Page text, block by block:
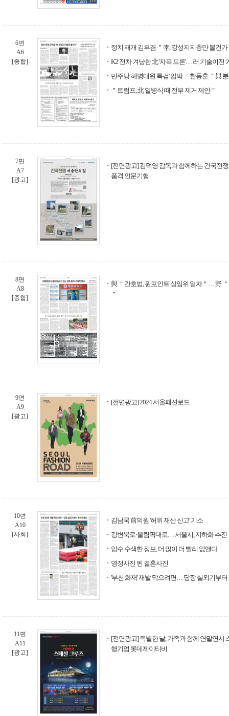
6면
A6
[종합]
정치 재개 김부겸 ＂李, 강성지지층만 볼건가
K2 전차 겨냥한 北 '자폭 드론'… 러 기술이전
민주당 '해병대원 특검' 압박… 한동훈 ＂與
＂트럼프, 北 열병식 때 전부 제거 제안＂
7면
A7
[광고]
[전면광고] 김덕영 감독과 함께하는 건국전
품격 인문기행
8면
A8
[종합]
與 ＂간호법, 원포인트 상임위 열자＂… 野
＂
9면
A9
[광고]
[전면광고] 2024 서울패션로드
10면
A10
[사회]
김남국 前의원 '허위 재산 신고' 기소
강변북로·올림픽대로… 서울시, 지하화 추진
압수 수색한 정보, 더 많이 더 빨리 없앤다
영정사진 된 결혼사진
'부천 화재' 재발 막으려면… 당장 실외기부
11면
A11
[광고]
[전면광고] 특별한 날, 가족과 함께 연말연시
행기업 롯데제이티비